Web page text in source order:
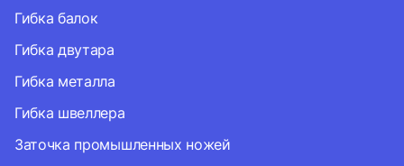
Гибка балок
Гибка двутара
Гибка металла
Гибка швеллера
Заточка промышленных ножей